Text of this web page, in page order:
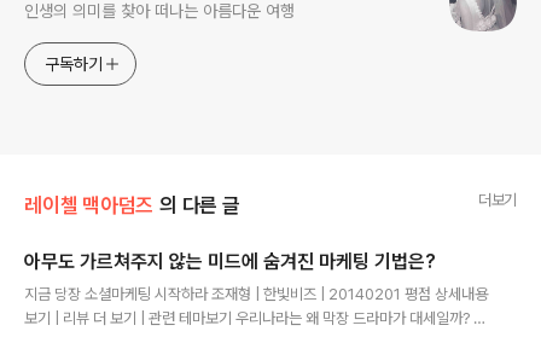
인생의 의미를 찾아 떠나는 아름다운 여행
구독하기
레이첼 맥아덤즈 의 다른 글 더보기
아무도 가르쳐주지 않는 미드에 숨겨진 마케팅 기법은?
지금 당장 소셜마케팅 시작하라 조재형 | 한빛비즈 | 20140201 평점 상세내용
보기 | 리뷰 더 보기 | 관련 테마보기 우리나라는 왜 막장 드라마가 대세일까? 우